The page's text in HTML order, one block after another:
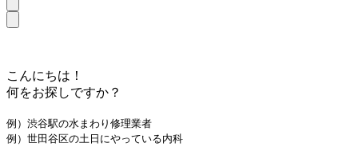
こんにちは！
何をお探しですか？
例）渋谷駅の水まわり修理業者
例）世田谷区の土日にやっている内科